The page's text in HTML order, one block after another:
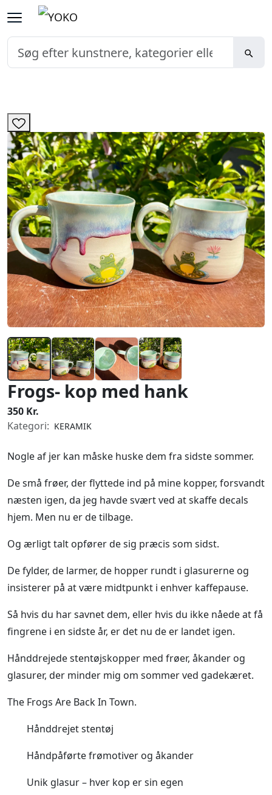
Frogs- kop med hank
350 Kr.
Kategori: KERAMIK
Nogle af jer kan måske huske dem fra sidste sommer.
De små frøer, der flyttede ind på mine kopper, forsvandt
næsten igen, da jeg havde svært ved at skaffe decals
hjem. Men nu er de tilbage.
Og ærligt talt opfører de sig præcis som sidst.
De fylder, de larmer, de hopper rundt i glasurerne og
insisterer på at være midtpunkt i enhver kaffepause.
Så hvis du har savnet dem, eller hvis du ikke nåede at få
fingrene i en sidste år, er det nu de er landet igen.
Hånddrejede stentøjskopper med frøer, åkander og
glasurer, der minder mig om sommer ved gadekæret.
The Frogs Are Back In Town.
Hånddrejet stentøj
Håndpåførte frømotiver og åkander
Unik glasur – hver kop er sin egen